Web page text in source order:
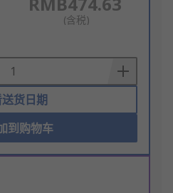
(含税)
货日期
到购物车